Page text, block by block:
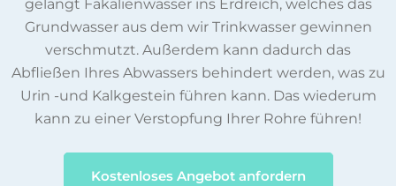
gelangt Fäkalienwasser ins Erdreich, welches das
Grundwasser aus dem wir Trinkwasser gewinnen
verschmutzt. Außerdem kann dadurch das
Abfließen Ihres Abwassers behindert werden, was zu
Urin -und Kalkgestein führen kann. Das wiederum
kann zu einer Verstopfung Ihrer Rohre führen!
Kostenloses Angebot anfordern